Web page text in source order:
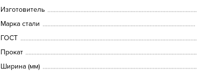
Изготовитель
Марка стали
ГОСТ
Прокат
Ширина (мм)